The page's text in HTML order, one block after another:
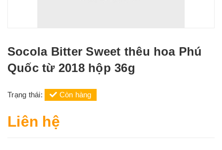
Socola Bitter Sweet thêu hoa Phú
Quốc từ 2018 hộp 36g
Trạng thái: Còn hàng
Liên hệ